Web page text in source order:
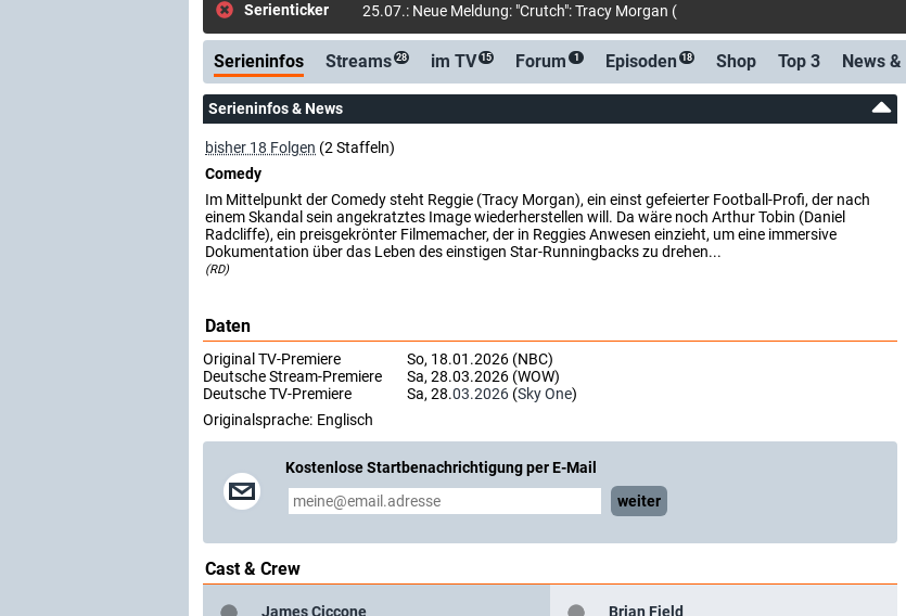
Serienticker 25.07.: Neue Meldung: "Crutch": Tracy Morgan ("30 Rock") Comedy nach nur einer
Serieninfos Streams 28 im TV 15 Forum 1 Episoden 18 Shop Top 3 News &
Serieninfos & News
bisher 18 Folgen (2 Staffeln)
Comedy
Im Mittelpunkt der Comedy steht Reggie (Tracy Morgan), ein einst gefeierter Football-Profi, der nach
einem Skandal sein angekratztes Image wiederherstellen will. Da wäre noch Arthur Tobin (Daniel
Radcliffe), ein preisgekrönter Filmemacher, der in Reggies Anwesen einzieht, um eine immersive
Dokumentation über das Leben des einstigen Star-Runningbacks zu drehen...
(RD)
Daten
Original TV-Premiere
So, 18.01.2026 (NBC)
Deutsche Stream-Premiere
Sa, 28.03.2026 (WOW)
Deutsche TV-Premiere
Sa, 28.03.2026 (Sky One)
Originalsprache: Englisch
Kostenlose Startbenachrichtigung per E-Mail
weiter
Cast & Crew
James Ciccone
Brian Field